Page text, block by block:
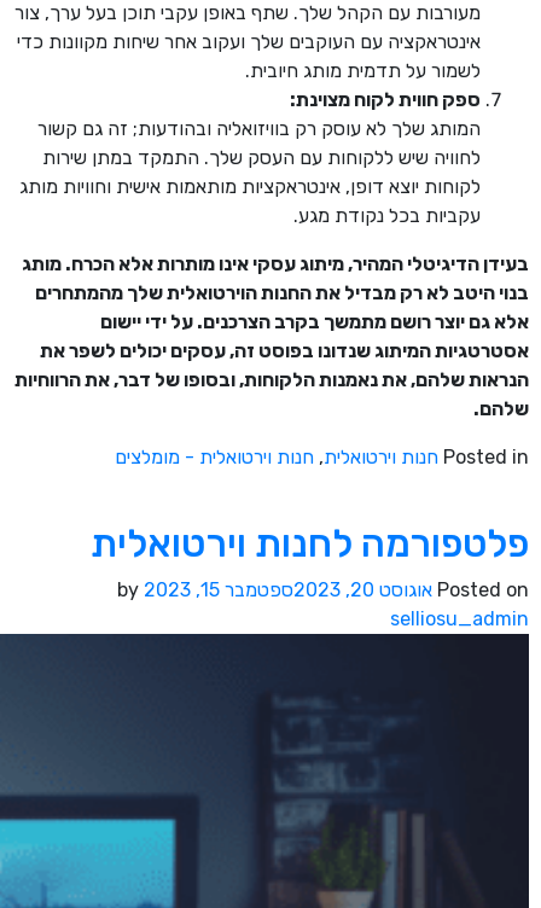
מעורבות עם הקהל שלך. שתף באופן עקבי תוכן בעל ערך, צור
אינטראקציה עם העוקבים שלך ועקוב אחר שיחות מקוונות כדי
לשמור על תדמית מותג חיובית.
ספק חווית לקוח מצוינת:
המותג שלך לא עוסק רק בוויזואליה ובהודעות; זה גם קשור
לחוויה שיש ללקוחות עם העסק שלך. התמקד במתן שירות
לקוחות יוצא דופן, אינטראקציות מותאמות אישית וחוויות מותג
עקביות בכל נקודת מגע.
בעידן הדיגיטלי המהיר, מיתוג עסקי אינו מותרות אלא הכרח. מותג
בנוי היטב לא רק מבדיל את החנות הוירטואלית שלך מהמתחרים
אלא גם יוצר רושם מתמשך בקרב הצרכנים. על ידי יישום
אסטרטגיות המיתוג שנדונו בפוסט זה, עסקים יכולים לשפר את
הנראות שלהם, את נאמנות הלקוחות, ובסופו של דבר, את הרווחיות
שלהם.
Posted in חנות וירטואלית, חנות וירטואלית - מומלצים
פלטפורמה לחנות וירטואלית
Posted on אוגוסט 20, 2023 ספטמבר 15, 2023
selliosu_admin